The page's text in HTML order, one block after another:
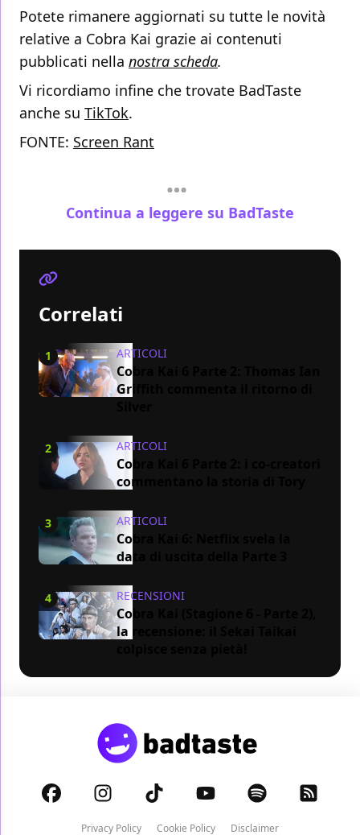
Potete rimanere aggiornati su tutte le novità
relative a Cobra Kai grazie ai contenuti
pubblicati nella nostra scheda.
Vi ricordiamo infine che trovate BadTaste
anche su TikTok.
FONTE: Screen Rant
Continua a leggere su BadTaste
Correlati
1 ARTICOLI
Cobra Kai 6 Parte 2: Thomas Ian
Griffith commenta il ritorno di
2 ARTICOLI
Cobra Kai 6 Parte 2: i co-creatori
commentano la storia di Tory
3 ARTICOLI
Cobra Kai 6: Netflix svela la
data di uscita della Parte 3
4 RECENSIONI
Cobra Kai (Stagione 6 - Parte 2),
la recensione: il Sekai Taikai
Privacy Policy Cookie Policy Disclaimer